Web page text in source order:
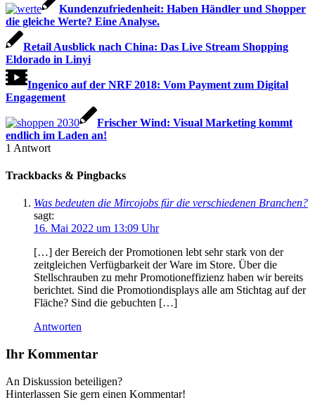
Kundenzufriedenheit: Haben Händler und Shopper
die gleiche Werte? Eine Analyse.
Retail Ausblick nach China: Das Live Stream Shopping
Eldorado in Linyi
Ingenico auf der NRF 2018: Vom Payment zum Digital
Engagement
Frischer Wind: Visual Marketing kommt
endlich im Laden an!
1 Antwort
Trackbacks & Pingbacks
Was bedeuten die Mircojobs für die verschiedenen Branchen?
sagt:
16. Mai 2022 um 13:09 Uhr
[…] der Bereich der Promotionen lebt sehr stark von der
zeitgleichen Verfügbarkeit der Ware im Store. Über die
Stellschrauben zu mehr Promotioneffizienz haben wir bereits
berichtet. Sind die Promotiondisplays alle am Stichtag auf der
Fläche? Sind die gebuchten […]
Antworten
Ihr Kommentar
An Diskussion beteiligen?
Hinterlassen Sie gern einen Kommentar!